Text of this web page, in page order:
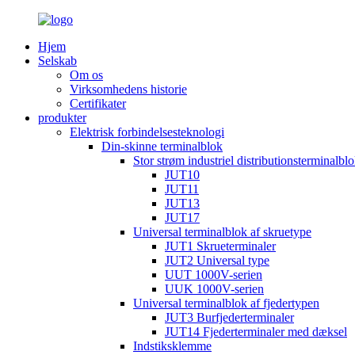
Hjem
Selskab
Om os
Virksomhedens historie
Certifikater
produkter
Elektrisk forbindelsesteknologi
Din-skinne terminalblok
Stor strøm industriel
JUT10
JUT11
JUT13
JUT17
Universal terminalblok af skruetype
JUT1 Skrueterminaler
JUT2 Universal type
UUT 1000V-serien
UUK 1000V-serien
Universal terminalblok af fjedertypen
JUT3 Burfjederterminaler
JUT14 Fjederterminaler med dæksel
Indstiksklemme